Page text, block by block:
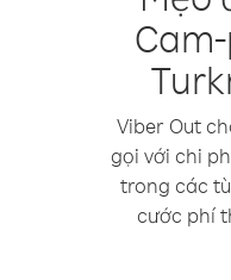
Viber Out
gọi với chi
trong các
cước phí